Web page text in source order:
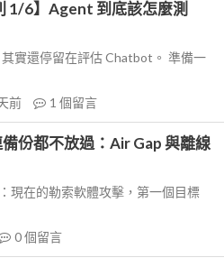
1/6】Agent 到底該怎麼測
實還停留在評估 Chatbot。 準備一
前 1 個留言
份都不放過：Air Gap 與離線
現在的勒索軟體攻擊，第一個目標
0個留言